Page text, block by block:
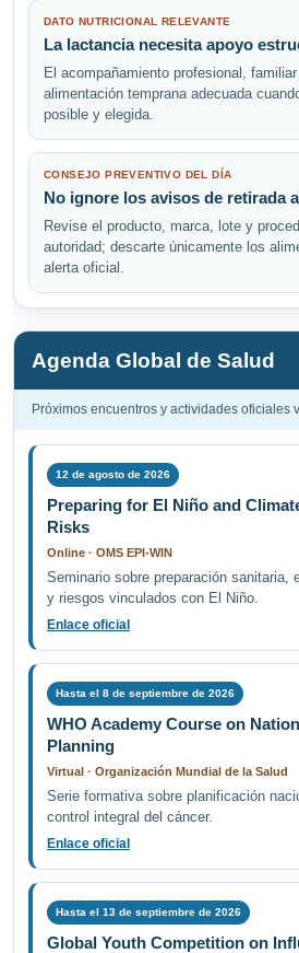
DATO NUTRICIONAL RELEVANTE
La lactancia necesita apoyo
El acompañamiento profesional,
alimentación temprana adecuada
posible y elegida.
CONSEJO PREVENTIVO DEL DÍA
No ignore los avisos de retirada
Revise el producto, marca, lote y
autoridad; descarte únicamente los
alerta oficial.
Agenda Global de Salud
Próximos encuentros y actividades oficiales
12 de agosto de 2026
Preparing for El Niño and
Risks
Online · OMS EPI-WIN
Seminario sobre preparación sanitaria,
y riesgos vinculados con El Niño.
Enlace oficial
Hasta el 8 de septiembre de 2026
WHO Academy Course on
Planning
Virtual · Organización Mundial de la Salud
Serie formativa sobre planificación
control integral del cáncer.
Enlace oficial
Hasta el 13 de septiembre de 2026
Global Youth Competition on